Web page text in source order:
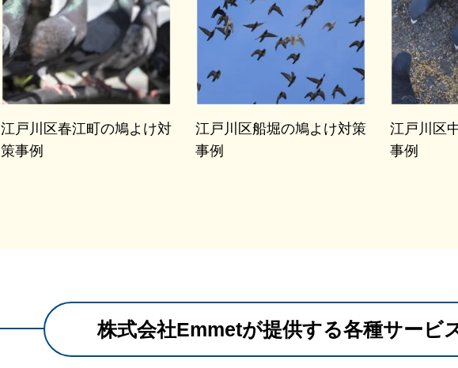
江戸川区春江町の鳩よけ対
策事例
江戸川区船堀の鳩よけ対策
事例
江戸川区
事例
株式会社Emmetが提供する各種サービ